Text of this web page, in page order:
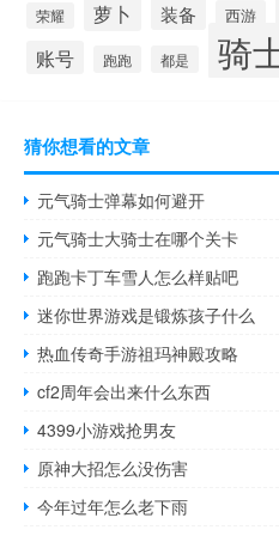
荣耀 萝卜 装备 西游
账号 跑跑 都是 骑
猜你想看的文章
元气骑士弹幕如何避开
元气骑士大骑士在哪个关卡
跑跑卡丁车雪人怎么样贴吧
迷你世界游戏是锻炼孩子什么
热血传奇手游祖玛神殿攻略
cf2周年会出来什么东西
4399小游戏抢男友
原神大招怎么没伤害
今年过年怎么老下雨